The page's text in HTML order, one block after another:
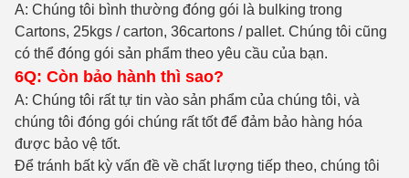
A: Chúng tôi bình thường đóng gói là bulking trong
Cartons, 25kgs / carton, 36cartons / pallet. Chúng tôi cũng
có thể đóng gói sản phẩm theo yêu cầu của bạn.
6Q: Còn bảo hành thì sao?
A: Chúng tôi rất tự tin vào sản phẩm của chúng tôi, và
chúng tôi đóng gói chúng rất tốt để đảm bảo hàng hóa
được bảo vệ tốt.
Để tránh bất kỳ vấn đề về chất lượng tiếp theo, chúng tôi